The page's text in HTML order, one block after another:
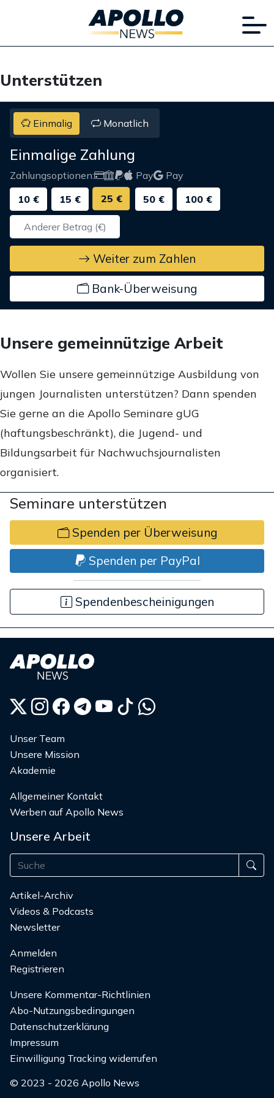
Unterstützen
Einmalig Monatlich
Einmalige Zahlung
Zahlungsoptionen: Pay
Pay
10 €
15 € 25 € 50 € 100 €
Weiter zum Zahlen
Bank-Überweisung
Unsere gemeinnützige Arbeit
Wollen Sie unsere gemeinnützige Ausbildung von
jungen Journalisten unterstützen? Dann spenden
Sie gerne an die Apollo Seminare gUG
(haftungsbeschränkt), die Jugend- und
Bildungsarbeit für Nachwuchsjournalisten
organisiert.
Seminare unterstützen
Spenden per Überweisung
Spenden per PayPal
Spendenbescheinigungen
Unser Team
Unsere Mission
Akademie
Allgemeiner Kontakt
Werben auf Apollo News
Unsere Arbeit
Artikel-Archiv
Videos & Podcasts
Newsletter
Anmelden
Registrieren
Unsere Kommentar-Richtlinien
Abo-Nutzungsbedingungen
Datenschutzerklärung
Impressum
Einwilligung Tracking widerrufen
© 2023 - 2026 Apollo News